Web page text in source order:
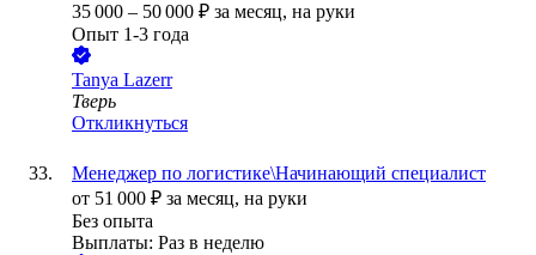
35 000 – 50 000 ₽ за месяц, на руки
Опыт 1-3 года
Tanya Lazerr
Тверь
Откликнуться
Менеджер по логистике\Начинающий специалист
от 51 000 ₽ за месяц, на руки
Без опыта
Выплаты: Раз в неделю